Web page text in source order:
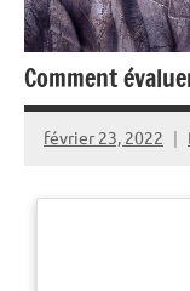
Comment
février 23, 2022